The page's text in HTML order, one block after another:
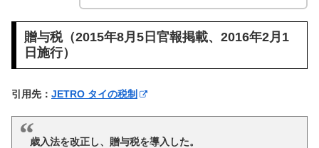
贈与税（2015年8月5日官報掲載、2016年2月1
日施行）
引用先： JETRO タイの税制
歳入法を改正し、贈与税を導入した。